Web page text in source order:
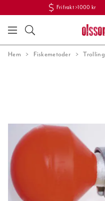
Fri frakt >1000 kr
Hem Fiskemetoder Trolling